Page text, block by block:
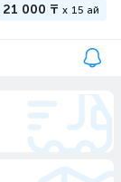
21 000 ₸ x 15 ай